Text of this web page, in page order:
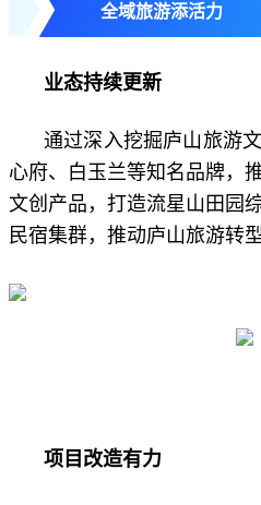
全域旅游添活力
业态持续更新
通过深入挖掘庐山旅游
心府、白玉兰等知名品牌，
文创产品，打造流星山田园
民宿集群，推动庐山旅游转型
项目改造有力